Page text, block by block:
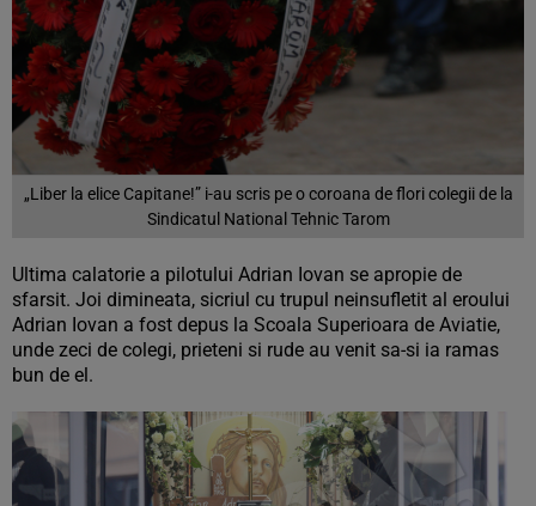
„Liber la elice Capitane!” i-au scris pe o coroana de flori colegii de la
Sindicatul National Tehnic Tarom
Ultima calatorie a pilotului Adrian Iovan se apropie de
sfarsit. Joi dimineata, sicriul cu trupul neinsufletit al eroului
Adrian Iovan a fost depus la Scoala Superioara de Aviatie,
unde zeci de colegi, prieteni si rude au venit sa-si ia ramas
bun de el.